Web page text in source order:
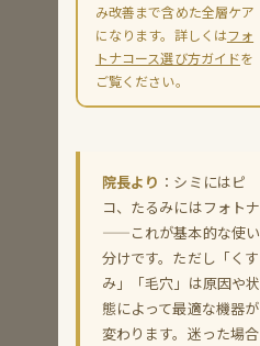
み改善まで含めた全層ケア
になります。詳しくはフォ
トナコース選び方ガイドを
ご覧ください。
院長より ：シミにはピ
コ、たるみにはフォトナ
——これが基本的な使い
分けです。ただし「くす
み」「毛穴」は原因や状
態によって最適な機器が
変わります。迷った場合